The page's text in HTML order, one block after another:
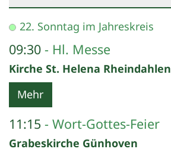
Datum: 30. August 2026
22. Sonntag im Jahreskreis
09:30 Hl. Messe
Kirche St. Helena Rheindahlen
Mehr
11:15 Wort-Gottes-Feier
Grabeskirche Günhoven